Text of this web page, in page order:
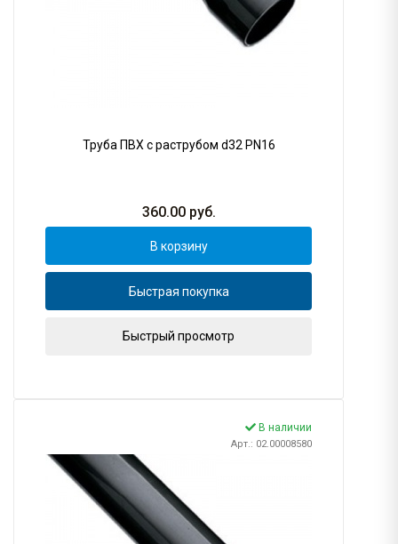
Труба ПВХ с раструбом d32 PN16
360.00руб.
В корзину
Быстрая покупка
Быстрый просмотр
В наличии
Арт.: 02.00008580